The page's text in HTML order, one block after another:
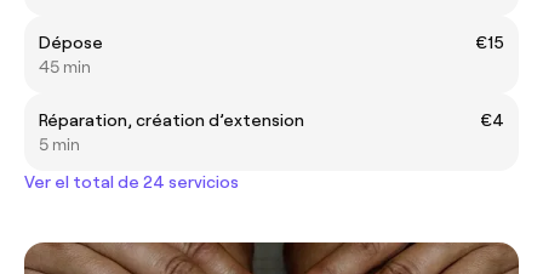
Dépose
€15
45 min
Réparation, création d’extension
€4
5 min
Ver el total de 24 servicios